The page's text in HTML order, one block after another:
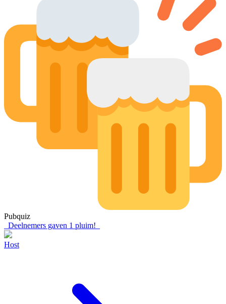
Pubquiz
Deelnemers gaven 1 pluim!
Host